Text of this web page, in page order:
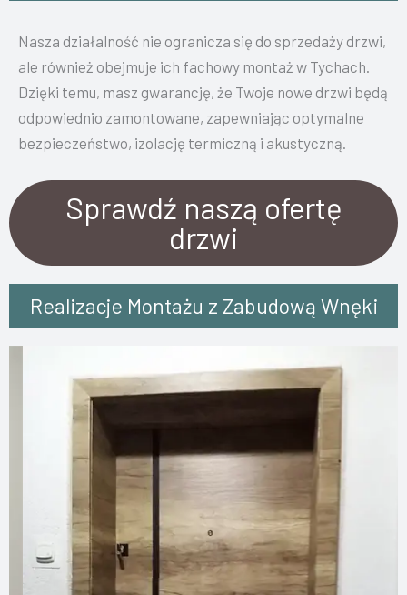
Nasza działalność nie ogranicza się do sprzedaży drzwi,
ale również obejmuje ich fachowy montaż w Tychach.
Dzięki temu, masz gwarancję, że Twoje nowe drzwi będą
odpowiednio zamontowane, zapewniając optymalne
bezpieczeństwo, izolację termiczną i akustyczną.
Sprawdź naszą ofertę
drzwi
Realizacje Montażu z Zabudową Wnęki